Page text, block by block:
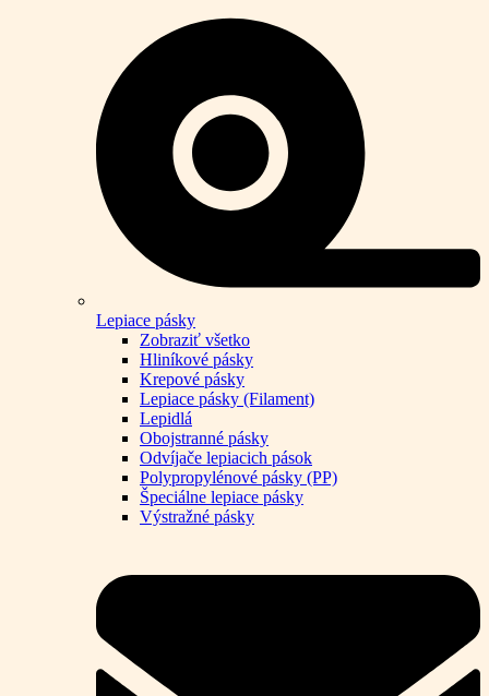
Lepiace pásky
Zobraziť všetko
Hliníkové pásky
Krepové pásky
Lepiace pásky (Filament)
Lepidlá
Obojstranné pásky
Odvíjače lepiacich pások
Polypropylénové pásky (PP)
Špeciálne lepiace pásky
Výstražné pásky